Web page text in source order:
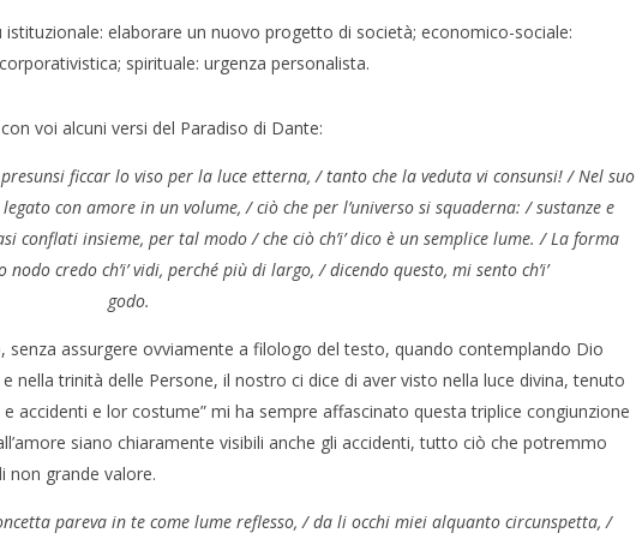
elaborare un nuovo progetto di società; economico-sociale:
spirituale: urgenza personalista.
voi alcuni versi del Paradiso di Dante:
ficcar lo viso per la luce etterna, / tanto che la veduta vi consunsi! / Nel suo
con amore in un volume, / ciò che per l’universo si squaderna: / sustanze e
conflati insieme, per tal modo / che ciò ch’i’ dico è un semplice lume. / La forma
credo ch’i’ vidi, perché più di largo, / dicendo questo, mi sento ch’i’
godo.
senza assurgere ovviamente a filologo del testo, quando contemplando Dio
e nella trinità delle Persone, il nostro ci dice di aver visto nella luce divina, tenuto
e accidenti e lor costume” mi ha sempre affascinato questa triplice congiunzione
siano chiaramente visibili anche gli accidenti, tutto ciò che potremmo
non grande valore.
pareva in te come lume reflesso, / da li occhi miei alquanto circunspetta, /